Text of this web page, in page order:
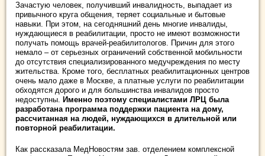
Зачастую человек, получивший инвалидность, выпадает из
привычного круга общения, теряет социальные и бытовые
навыки. При этом, на сегодняшний день многие инвалиды,
нуждающиеся в реабилитации, просто не имеют возможности
получать помощь врачей-реабилитологов. Причин для этого
немало – от серьезных ограничений собственной мобильности
до отсутствия специализированного медучреждения по месту
жительства. Кроме того, бесплатных реабилитационных центров
очень мало даже в Москве, а платные услуги по реабилитации
обходятся дорого и для большинства инвалидов просто
недоступны. Именно поэтому специалистами ЛРЦ была
разработана программа поддержки пациента на дому,
рассчитанная на людей, нуждающихся в длительной или
повторной реабилитации.
Как рассказала МедНовостям зав. отделением комплексной